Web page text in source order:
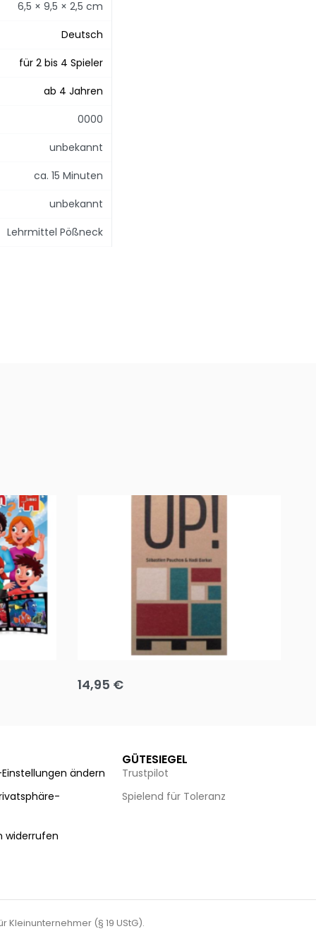
6,5 × 9,5 × 2,5 cm
Deutsch
für 2 bis 4 Spieler
ab 4 Jahren
0000
unbekannt
ca. 15 Minuten
unbekannt
Lehrmittel Pößneck
Team up
14,95 €
ändern
widerrufen
GÜTESIEGEL
Trustpilot
Spielend für Toleranz
(§ 19 UStG).